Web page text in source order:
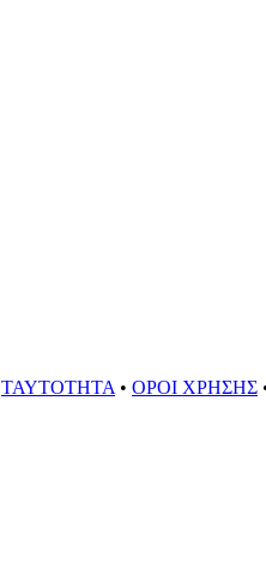
ΤΑΥΤΟΤΗΤΑ • ΟΡΟΙ ΧΡΗΣΗΣ